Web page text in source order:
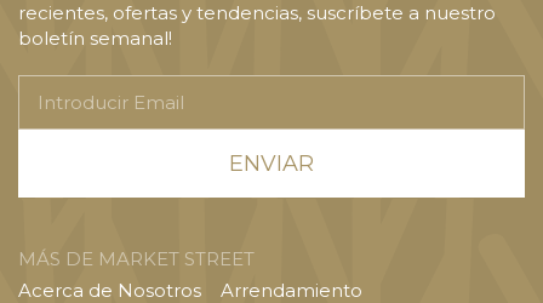
recientes, ofertas y tendencias, suscríbete a nuestro
boletín semanal!
Email
MÁS DE MARKET STREET
Acerca de Nosotros
Arrendamiento